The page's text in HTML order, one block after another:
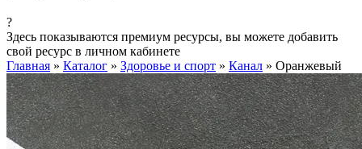
?
Здесь показываются премиум ресурсы, вы можете добавить
свой ресурс в личном кабинете
Главная » Каталог » Здоровье и спорт » Канал » Оранжевый